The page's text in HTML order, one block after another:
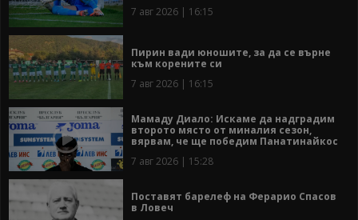
7 авг 2026 | 16:15
Пирин вади юношите, за да се върне
към корените си
7 авг 2026 | 16:15
Мамаду Диало: Искаме да надградим
второто място от миналия сезон,
вярвам, че ще победим Панатинайкос
7 авг 2026 | 15:28
Поставят барелеф на Ферарио Спасов
в Ловеч